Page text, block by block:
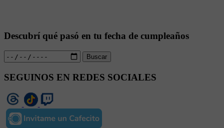
Descubrí qué pasó en tu fecha de cumpleaños
Buscar
SEGUINOS EN REDES SOCIALES